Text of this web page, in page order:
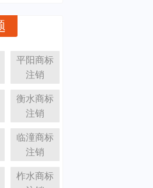
平阳商标
注销
衡水商标
注销
临潼商标
注销
柞水商标